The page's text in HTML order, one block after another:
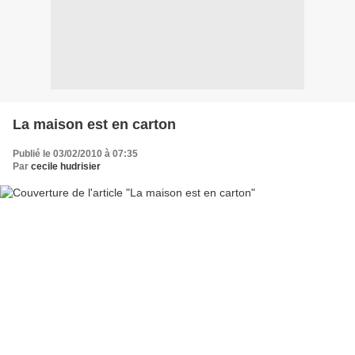
La maison est en carton
Publié le 03/02/2010 à 07:35
Par cecile hudrisier